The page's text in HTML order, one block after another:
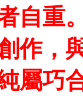
自重
作，
屬巧